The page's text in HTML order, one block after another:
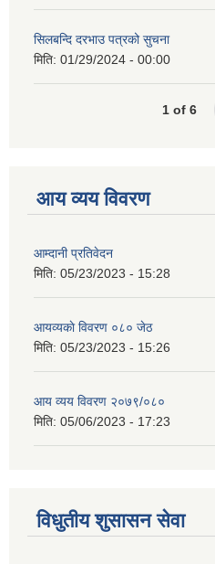
सिलबन्दि दरभाउ पत्रको सुचना
मिति: 01/29/2024 - 00:00
1 of 6
आय व्यय विवरण
आम्दानी प्रतिवेदन
मिति: 05/23/2023 - 15:28
आयव्यकाे विवरण ०८० जेठ
मिति: 05/23/2023 - 15:26
आय व्यय विवरण २०७९/०८०
मिति: 05/06/2023 - 17:23
विधुतीय शुसासन सेवा